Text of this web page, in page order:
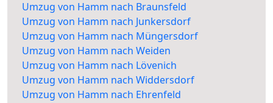
Umzug von Hamm nach Braunsfeld
Umzug von Hamm nach Junkersdorf
Umzug von Hamm nach Müngersdorf
Umzug von Hamm nach Weiden
Umzug von Hamm nach Lövenich
Umzug von Hamm nach Widdersdorf
Umzug von Hamm nach Ehrenfeld